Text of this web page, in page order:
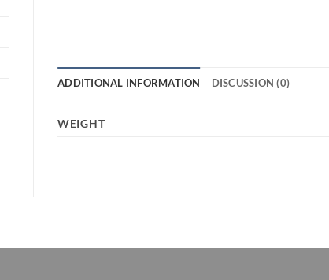
ADDITIONAL INFORMATION DISCUSSION (0)
WEIGHT